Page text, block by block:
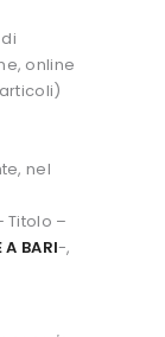
online
nel
Titolo –
A BARI-,